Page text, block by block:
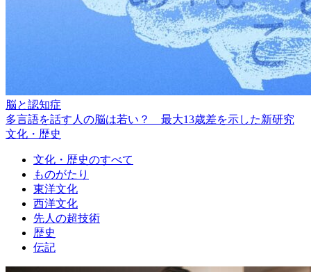
脳と認知症
多言語を話す人の脳は若い？ 最大13歳差を示した新研究
文化・歴史
文化・歴史のすべて
ものがたり
東洋文化
西洋文化
先人の超技術
歴史
伝記